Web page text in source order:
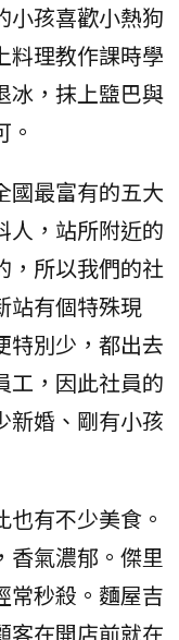
小孩喜歡小熱狗
料理教作課時學
冰，抹上盬巴與
國最富有的五大
人，站所附近的
，所以我們的社
站有個特殊現
特別少，都出去
工，因此社員的
新婚、剛有小孩
有不少美食。
香氣濃郁。傑里
常秒殺。麵屋吉
客在開店前就在